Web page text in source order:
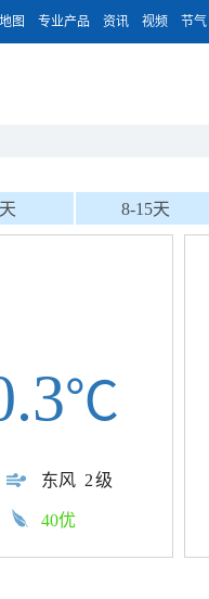
图 专业产品 资讯 视频 节气
8-15天
东风 2级
℃
40优